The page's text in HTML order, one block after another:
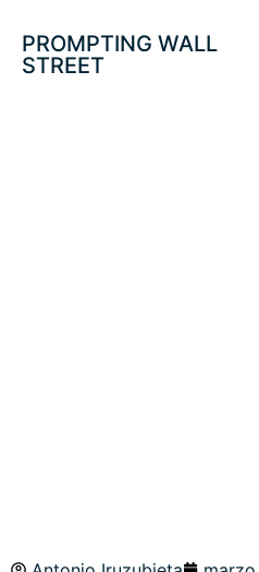
PROMPTING WALL
STREET